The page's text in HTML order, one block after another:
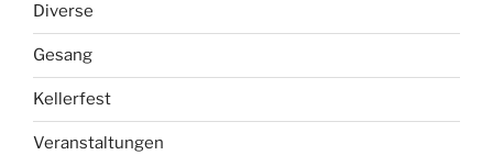
Diverse
Gesang
Kellerfest
Veranstaltungen